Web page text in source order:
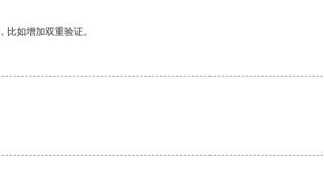
如增加双重验证。